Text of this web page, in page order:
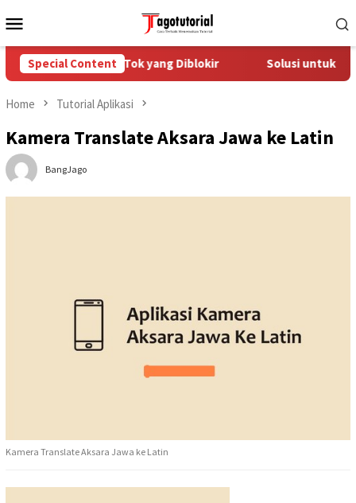
to
Menu
Special Content
Akun TikTok yang Diblokir Solusi untuk Akun
Home Tutorial Aplikasi
Kamera Translate Aksara Jawa ke Latin
BangJago
Kamera Translate Aksara Jawa ke Latin